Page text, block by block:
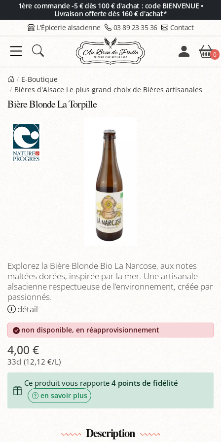
1ère commande -5 € dès 100 € d'achat : code BIENVENUE •
Livraison offerte dès 160 € d'achat*
L'Épicerie alsacienne 03 89 23 35 36 Contact
0
E-Boutique
Bières d'Alsace Le plus grand choix de Bières artisanales
Bière Blonde La Torpille
Explorez la Bière Blonde Bio La Narcose, aux notes
maltées dorées, inspirée par la mer. Une artisanale
alsacienne respectueuse de l’environnement, créée par
passionnés.
détail
non disponible, en réapprovisionnement
4,00 €
33cl (12,12 €/L)
Ce produit vous rapporte 4points de fidélité
en savoir plus
Description
Panneau de gestion des cookies